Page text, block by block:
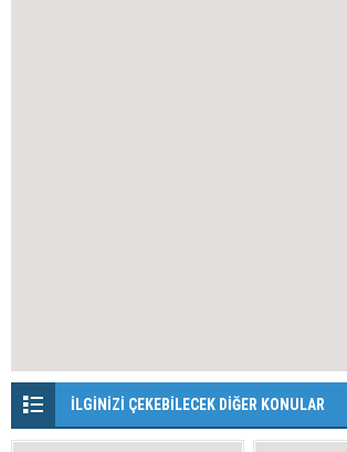
İLGİNİZİ ÇEKEBİLECEK DİĞER KONULAR